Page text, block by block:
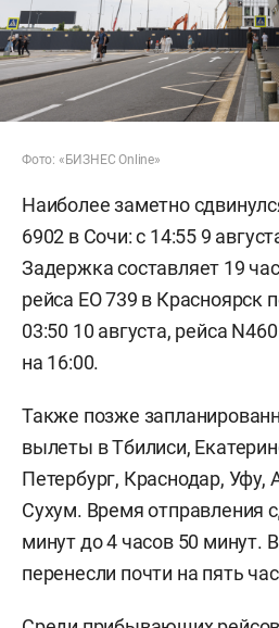
Фото: «БИЗНЕС Online»
Наиболее заметно
6902 в Сочи: с 14:55 9
Задержка составляет 19
рейса EO 739 в Красноярск
03:50 10 августа, рейса
на 16:00.
Также позже
вылеты в Тбилиси,
Петербург, Краснодар, Уфу,
Сухум. Время отправления
минут до 4 часов 50 минут.
перенесли почти на пять